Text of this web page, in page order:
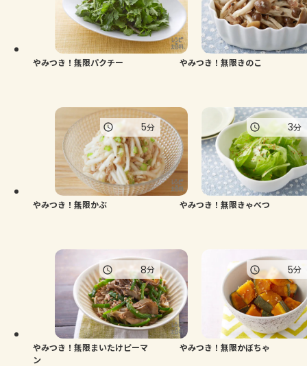
やみつき！無限パクチー やみつき！無限きのこ
やみつき！無限かぶ
5分
やみつき！無限きゃべつ
3分
やみつき！無限まいたけピーマ
ン
8分
やみつき！無限かぼちゃ
5分